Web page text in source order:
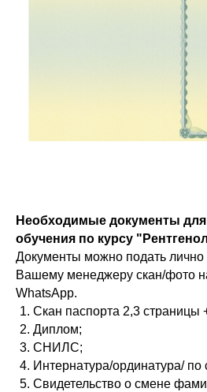
Необходимые документы
обучения по курсу
Документы можно подать
Вашему менеджеру скан/фото
WhatsApp.
Скан паспорта 2,3 страницы
Диплом;
СНИЛС;
Интернатура/ординатура/ по
Свидетельство о смене